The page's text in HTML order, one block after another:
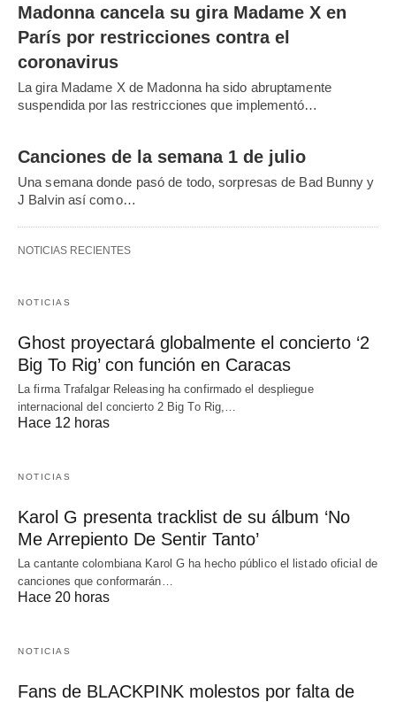
Madonna cancela su gira Madame X en
París por restricciones contra el
coronavirus
La gira Madame X de Madonna ha sido abruptamente
suspendida por las restricciones que implementó…
Canciones de la semana 1 de julio
Una semana donde pasó de todo, sorpresas de Bad Bunny y
J Balvin así como…
NOTICIAS RECIENTES
NOTICIAS
Ghost proyectará globalmente el concierto ‘2
Big To Rig’ con función en Caracas
La firma Trafalgar Releasing ha confirmado el despliegue
internacional del concierto 2 Big To Rig,…
Hace 12 horas
NOTICIAS
Karol G presenta tracklist de su álbum ‘No
Me Arrepiento De Sentir Tanto’
La cantante colombiana Karol G ha hecho público el listado oficial de
canciones que conformarán…
Hace 20 horas
NOTICIAS
Fans de BLACKPINK molestos por falta de